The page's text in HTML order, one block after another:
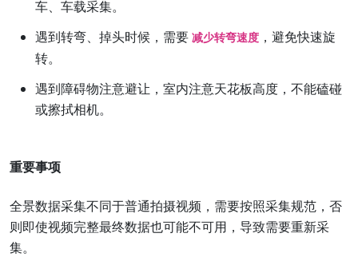
车、车载采集。
遇到转弯、掉头时候，需要 减少转弯速度 ，避免快速旋
转。
遇到障碍物注意避让，室内注意天花板高度，不能磕碰
或擦拭相机。
重要事项
全景数据采集不同于普通拍摄视频，需要按照采集规范，否
则即使视频完整最终数据也可能不可用，导致需要重新采
集。